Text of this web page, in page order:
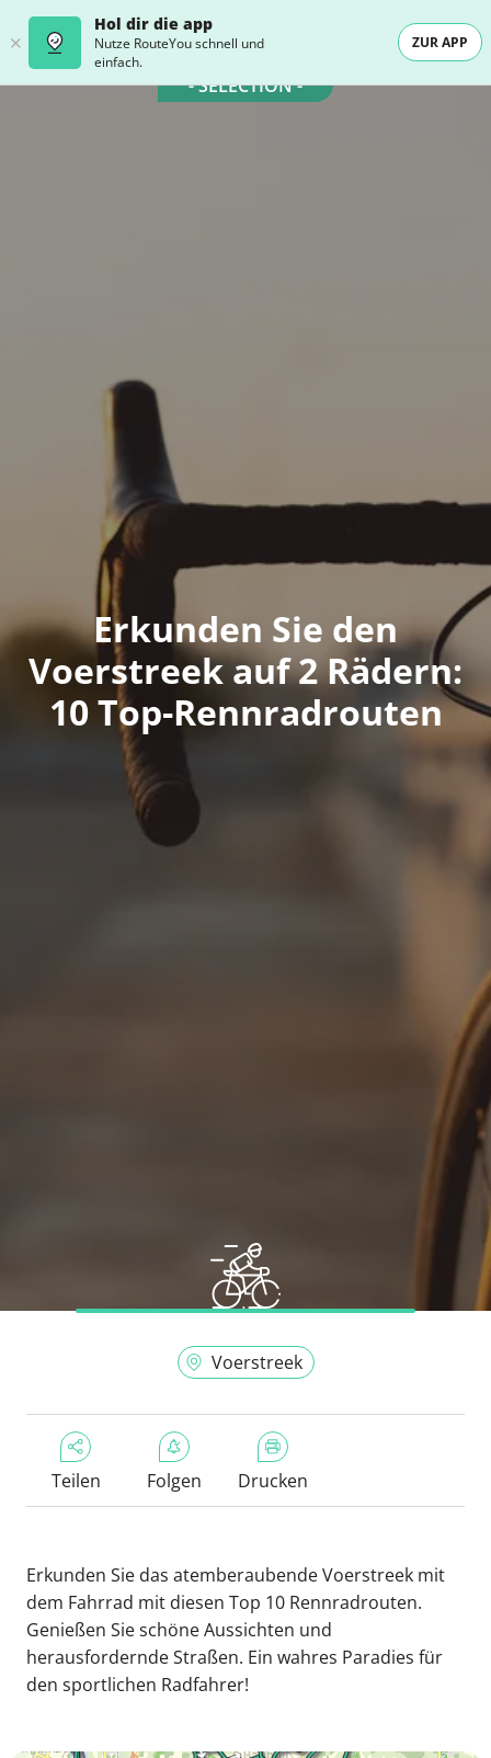
Hol dir die app
Nutze RouteYou schnell und
einfach.
ZUR APP
- SELECTION -
Erkunden Sie den
Voerstreek auf 2 Rädern:
10 Top-Rennradrouten
Voerstreek
Teilen Folgen Drucken
Erkunden Sie das atemberaubende Voerstreek mit
dem Fahrrad mit diesen Top 10 Rennradrouten.
Genießen Sie schöne Aussichten und
herausfordernde Straßen. Ein wahres Paradies für
den sportlichen Radfahrer!